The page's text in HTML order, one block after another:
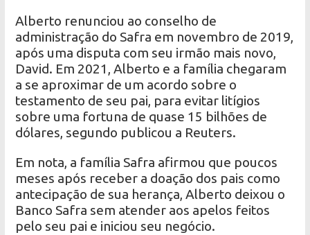
Alberto renunciou ao conselho de
administração do Safra em novembro de 2019,
após uma disputa com seu irmão mais novo,
David. Em 2021, Alberto e a família chegaram
a se aproximar de um acordo sobre o
testamento de seu pai, para evitar litígios
sobre uma fortuna de quase 15 bilhões de
dólares, segundo publicou a Reuters.
Em nota, a família Safra afirmou que poucos
meses após receber a doação dos pais como
antecipação de sua herança, Alberto deixou o
Banco Safra sem atender aos apelos feitos
pelo seu pai e iniciou seu negócio.